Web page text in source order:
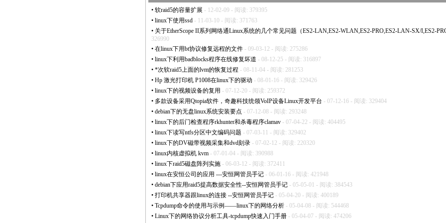
• 软raid5的容量扩展 - 12-02-09 - 阅读: 379395
• linux下使用ssd - 11-03-10 - 阅读: 371763
• 关于EtherScope II系列网络通Linux系统的几个常见问题（ES2-LAN,ES2-WLAN,ES2-PRO,ES2-LAN-SX/I,ES2-
326990
• 在linux下用bt协议修复远程的文件 - 09-03-12 - 阅读: 275286
• linux下利用badblocks程序在线修复坏道 - 08-12-25 - 阅读: 316897
• *次软raid5上面的lvm的恢复过程 - 08-11-04 - 阅读: 281253
• Hp 激光打印机 P1008在linux下的驱动 - 08-01-16 - 阅读: 329426
• linux下的视频设备的复用 - 07-12-20 - 阅读: 259372
• 多款设备采用Qtopia软件，奇趣科技统领VoIP设备Linux开发平台 - 07-12-16 - 阅读: 329404
• debian下的无盘linux系统安装要点 - 07-12-08 - 阅读: 293248
• linux下的后门检查程序rkhunter和杀毒程序clamav - 07-04-22 - 阅读: 404495
• linux下读写ntfs分区中文编码问题 - 07-03-11 - 阅读: 329402
• linux下的DV磁带视频采集和dvd刻录 - 07-02-12 - 阅读: 220320
• linux内核虚拟机 kvm - 07-01-04 - 阅读: 390988
• linux下raid5磁盘阵列实施 - 06-03-12 - 阅读: 372411
• linux在安恒公司的应用 ---安恒网管员手记 - 06-01-16 - 阅读: 421948
• debian下应用raid5提高数据安全性--安恒网管员手记 - 05-05-01 - 阅读: 384543
• 打印机共享器跟linux的连接 --安恒网管员手记 - 05-04-20 - 阅读: 400189
• Tcpdump命令的使用与示例——linux下的网络分析 - 05-04-08 - 阅读: 544468
• Linux下的网络协议分析工具-tcpdump快速入门手册 - 05-04-07 - 阅读: 474206